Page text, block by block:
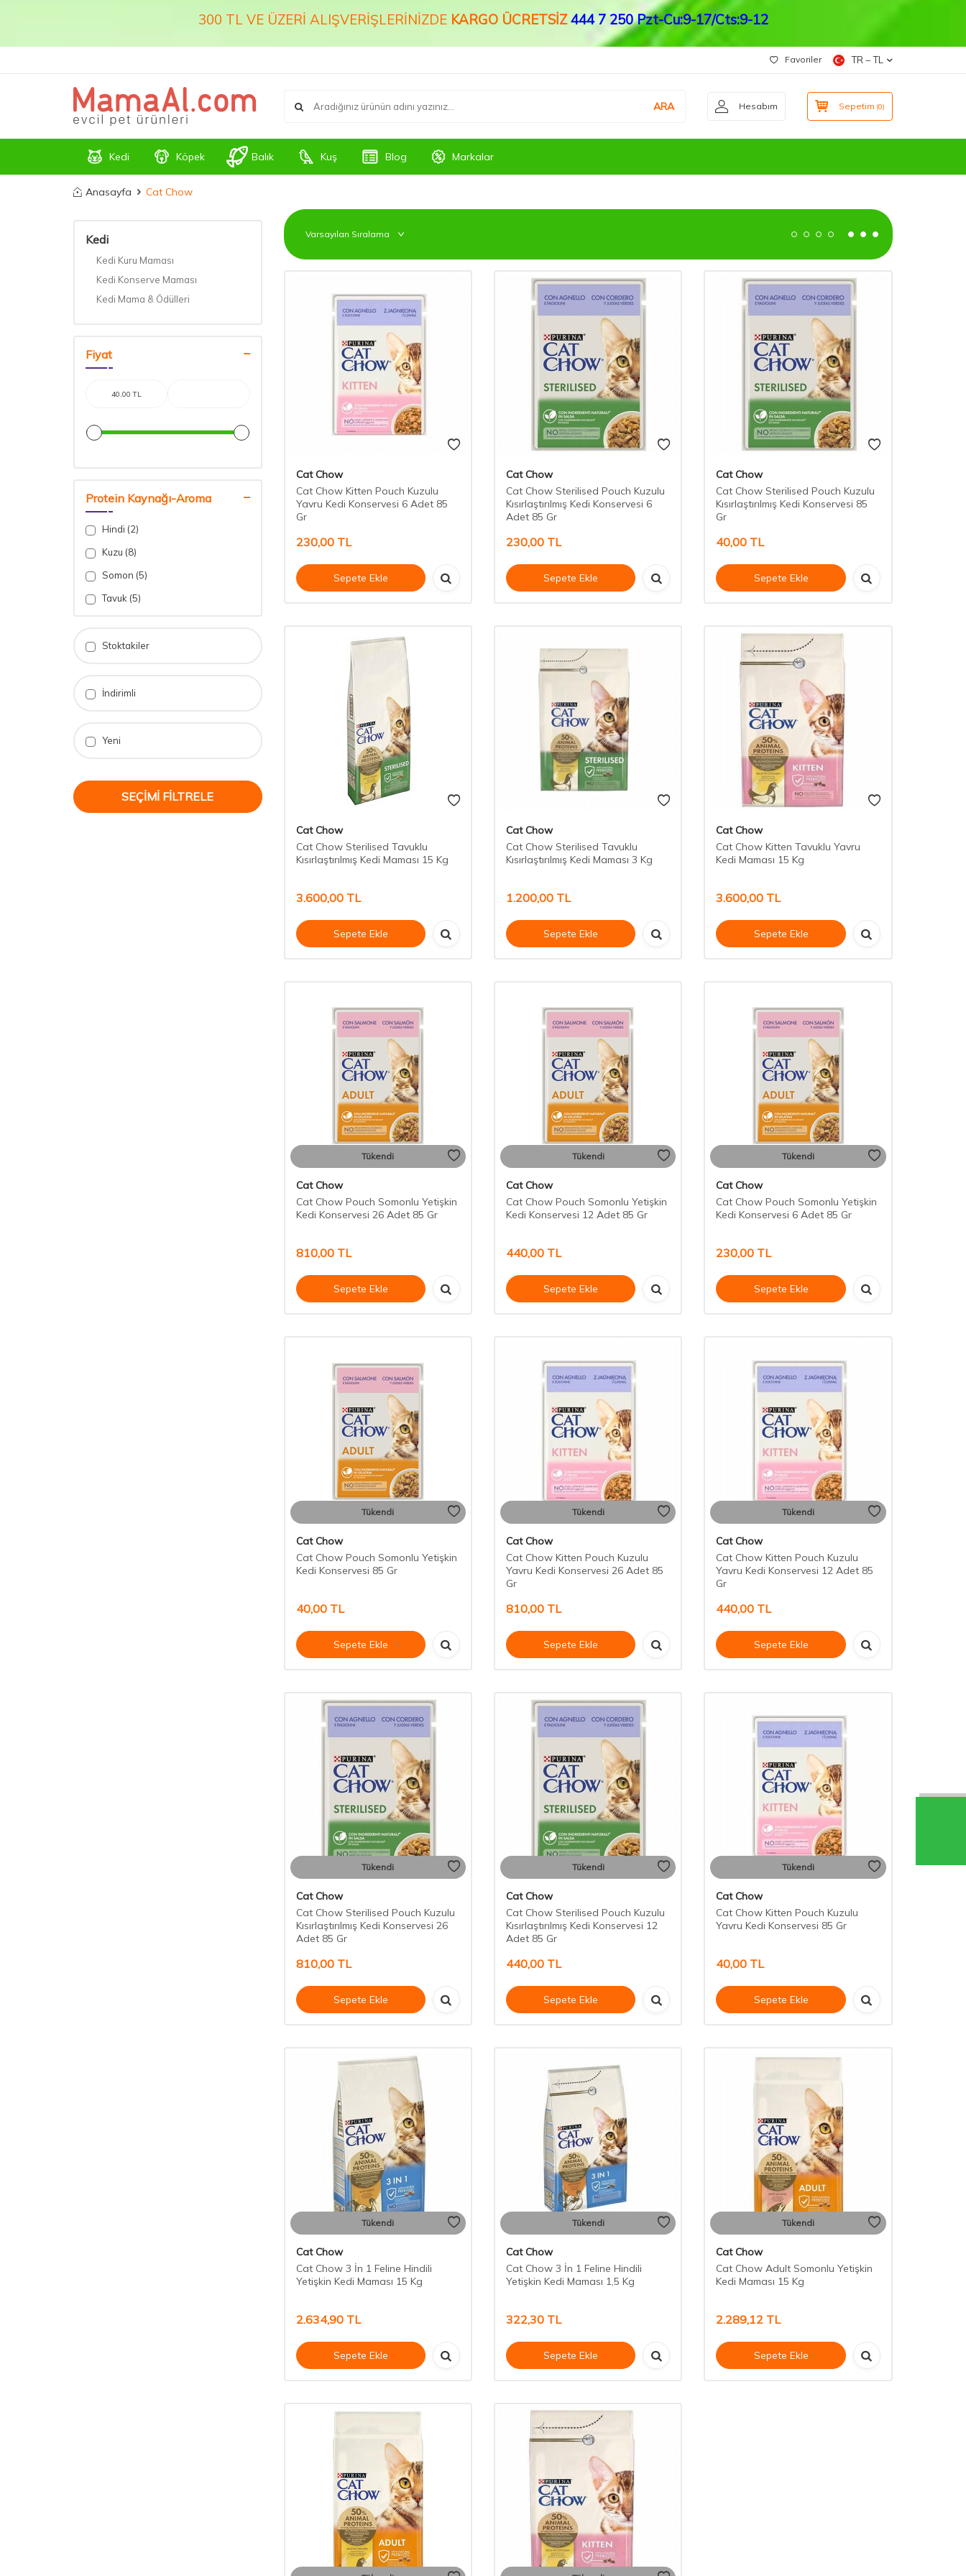
300 TL VE ÜZERİ ALIŞVERİŞLERİNİZDE KARGO ÜCRETSİZ444 7 250 Pzt-Cu:9-17/Cts:9-12
Favoriler TR − TL
ARA Hesabım Sepetim (0)
Kedi Köpek Balık Kuş Blog Markalar
Anasayfa Cat Chow
Kedi
Kedi Kuru Maması
Kedi Konserve Maması
Kedi Mama & Ödülleri
Fiyat
Protein Kaynağı-Aroma
Hindi (2)
Kuzu (8)
Somon (5)
Tavuk (5)
Stoktakiler
İndirimli
Yeni
SEÇIMI FILTRELE
Cat Chow
Cat Chow Kitten Pouch Kuzulu
Yavru Kedi Konservesi 6 Adet 85
Gr
230,00TL
Sepete Ekle
Cat Chow
Cat Chow Sterilised Pouch Kuzulu
Kısırlaştırılmış Kedi Konservesi 6
Adet 85 Gr
230,00TL
Sepete Ekle
Cat Chow
Cat Chow Sterilised Pouch Kuzulu
Kısırlaştırılmış Kedi Konservesi 85
Gr
40,00 TL
Sepete Ekle
Cat Chow
Cat Chow Sterilised Tavuklu
Kısırlaştırılmış Kedi Maması 15 Kg
3.600,00TL
Sepete Ekle
Cat Chow
Cat Chow Sterilised Tavuklu
Kısırlaştırılmış Kedi Maması 3 Kg
1.200,00TL
Sepete Ekle
Cat Chow
Cat Chow Kitten Tavuklu Yavru
Kedi Maması 15 Kg
3.600,00 TL
Sepete Ekle
Tükendi
Cat Chow
Cat Chow Pouch Somonlu Yetişkin
Kedi Konservesi 26 Adet 85 Gr
810,00TL
Sepete Ekle
Tükendi
Cat Chow
Cat Chow Pouch Somonlu Yetişkin
Kedi Konservesi 12 Adet 85 Gr
440,00TL
Sepete Ekle
Tükendi
Cat Chow
Cat Chow Pouch Somonlu Yetişkin
Kedi Konservesi 6 Adet 85 Gr
230,00 TL
Sepete Ekle
Tükendi
Cat Chow
Cat Chow Pouch Somonlu Yetişkin
Kedi Konservesi 85 Gr
40,00TL
Sepete Ekle
Tükendi
Cat Chow
Cat Chow Kitten Pouch Kuzulu
Yavru Kedi Konservesi 26 Adet 85
Gr
810,00TL
Sepete Ekle
Tükendi
Cat Chow
Cat Chow Kitten Pouch Kuzulu
Yavru Kedi Konservesi 12 Adet 85
Gr
440,00 TL
Sepete Ekle
Tükendi
Cat Chow
Cat Chow Sterilised Pouch Kuzulu
Kısırlaştırılmış Kedi Konservesi 26
Adet 85 Gr
810,00TL
Sepete Ekle
Tükendi
Cat Chow
Cat Chow Sterilised Pouch Kuzulu
Kısırlaştırılmış Kedi Konservesi 12
Adet 85 Gr
440,00TL
Sepete Ekle
Tükendi
Cat Chow
Cat Chow Kitten Pouch Kuzulu
Yavru Kedi Konservesi 85 Gr
40,00 TL
Sepete Ekle
Tükendi
Cat Chow
Cat Chow 3 İn 1 Feline Hindili
Yetişkin Kedi Maması 15 Kg
2.634,90TL
Sepete Ekle
Tükendi
Cat Chow
Cat Chow 3 İn 1 Feline Hindili
Yetişkin Kedi Maması 1,5 Kg
322,30TL
Sepete Ekle
Tükendi
Cat Chow
Cat Chow Adult Somonlu Yetişkin
Kedi Maması 15 Kg
2.289,12 TL
Sepete Ekle